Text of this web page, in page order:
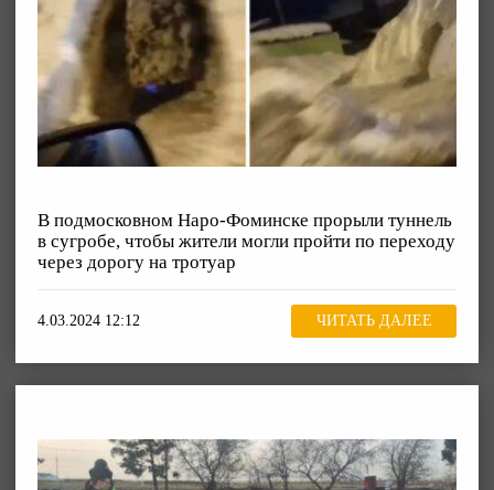
В подмосковном Наро-Фоминске прорыли туннель
в сугробе, чтобы жители могли пройти по переходу
через дорогу на тротуар
4.03.2024 12:12 ЧИТАТЬ ДАЛЕЕ